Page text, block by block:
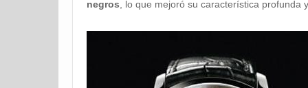
negros , lo que mejoró su característica profunda